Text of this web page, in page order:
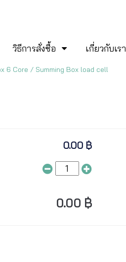
วิธีการสั่งซื้อ เกี่ยวกับเรา
6 Core / Summing Box load cell
0.00 ฿
0.00 ฿